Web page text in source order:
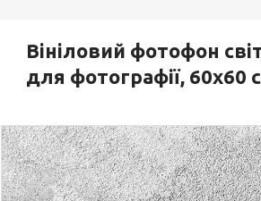
Вініловий фотофон
для фотографії, 60x60